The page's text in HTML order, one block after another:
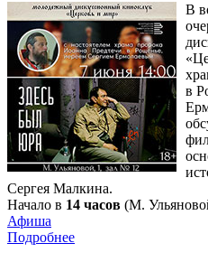
В
в
Сергея Малкина.
Начало в 14 часов (М.
Афиша
Подробнее